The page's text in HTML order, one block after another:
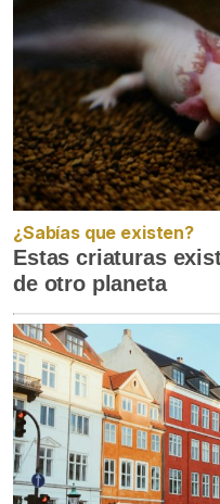
¿Sabías que existen?
Estas criaturas
de otro planeta